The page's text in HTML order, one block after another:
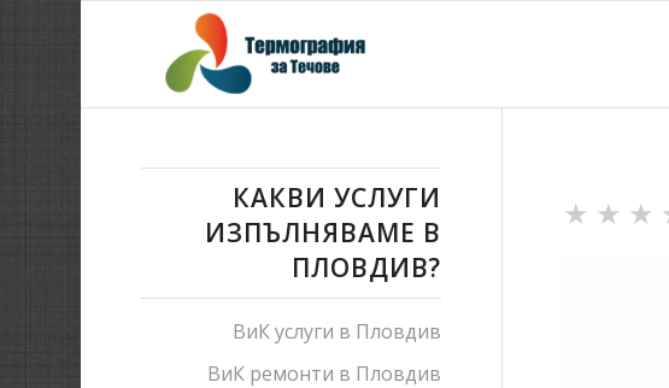
★
★
★
КАКВИ УСЛУГИ
ИЗПЪЛНЯВАМЕ В
ПЛОВДИВ?
ВиК услуги в Пловдив
ВиК ремонти в Пловдив